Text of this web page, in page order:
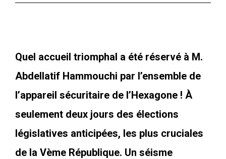
Quel accueil triomphal a été réservé à M.
Abdellatif Hammouchi par l’ensemble de
l’appareil sécuritaire de l’Hexagone ! À
seulement deux jours des élections
législatives anticipées, les plus cruciales
de la Vème République. Un séisme